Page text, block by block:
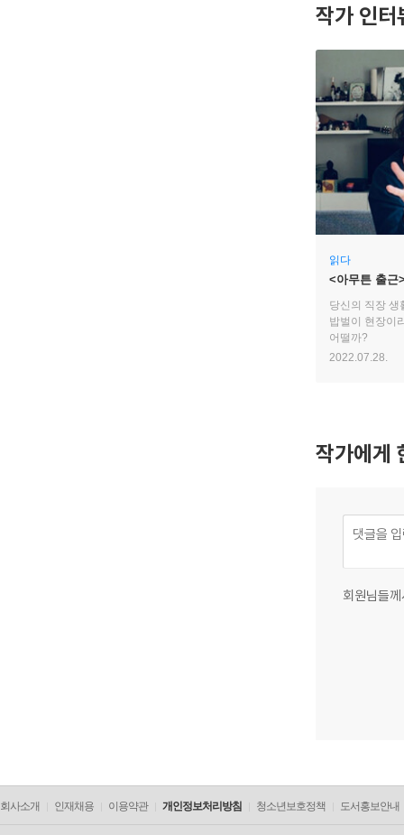
작가 인터
읽다
<아무튼 출근
당신의 직장 생
밥벌이 현장이
어떨까?
2022.07.28.
작가에게
회원님들
회사소개 인재채용 이용약관 개인정보처리방침 청소년보호정책 도서홍보안내